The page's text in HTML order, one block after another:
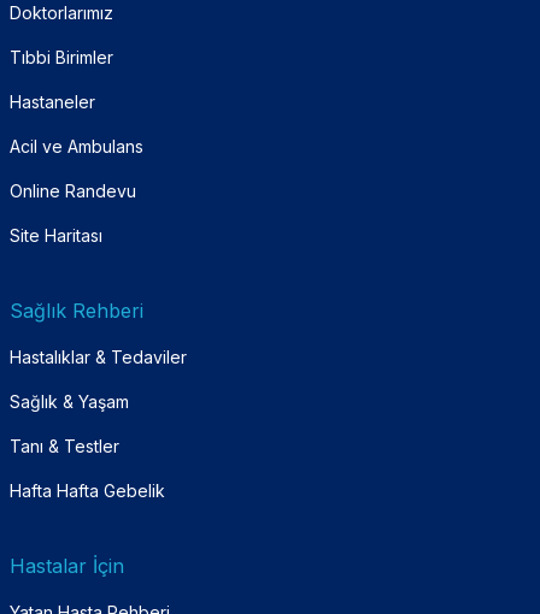
Doktorlarımız
Tıbbi Birimler
Hastaneler
Acil ve Ambulans
Online Randevu
Site Haritası
Sağlık Rehberi
Hastalıklar & Tedaviler
Sağlık & Yaşam
Tanı & Testler
Hafta Hafta Gebelik
Hastalar İçin